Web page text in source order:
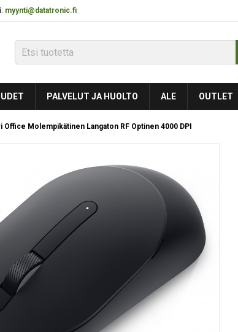
myynti@datatronic.fi
PALVELUT JA HUOLTO ALE OUTLET
Office Molempikätinen Langaton RF Optinen 4000 DPI